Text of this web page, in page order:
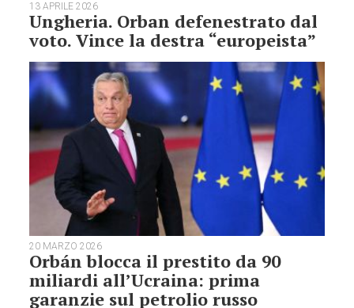
13 APRILE 2026
Ungheria. Orban defenestrato dal
voto. Vince la destra “europeista”
20 MARZO 2026
Orbán blocca il prestito da 90
miliardi all’Ucraina: prima
garanzie sul petrolio russo